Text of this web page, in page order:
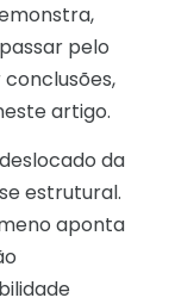
pelo
artigo.
da
estrutural.
aponta